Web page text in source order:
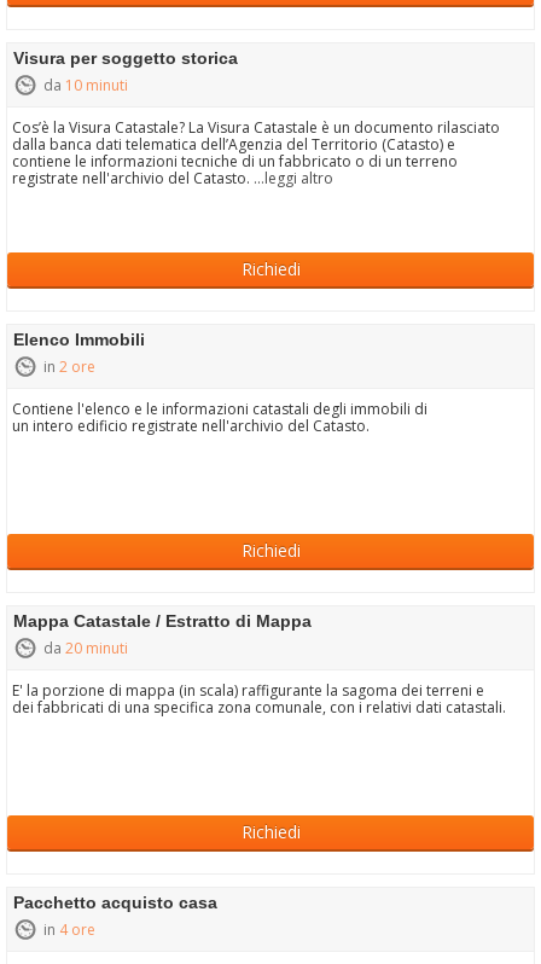
Visura per soggetto storica
da 10 minuti
Cos’è la Visura Catastale? La Visura Catastale è un documento rilasciato
dalla banca dati telematica dell’Agenzia del Territorio (Catasto) e
contiene le informazioni tecniche di un fabbricato o di un terreno
registrate nell'archivio del Catasto. ...leggi altro
Richiedi
Elenco Immobili
in 2 ore
Contiene l'elenco e le informazioni catastali degli immobili di
un intero edificio registrate nell'archivio del Catasto.
Richiedi
Mappa Catastale / Estratto di Mappa
da 20 minuti
E' la porzione di mappa (in scala) raffigurante la sagoma dei terreni e
dei fabbricati di una specifica zona comunale, con i relativi dati catastali.
Richiedi
Pacchetto acquisto casa
in 4 ore